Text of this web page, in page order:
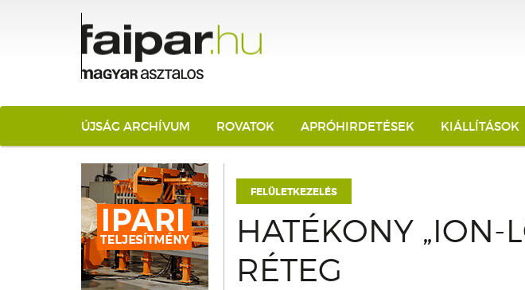
ÚJSÁG ARCHÍVUM ROVATOK APRÓHIRDETÉSEK KIÁLLÍTÁSOK
FELÜLETKEZELÉS
HATÉKONY „ION-
RÉTEG